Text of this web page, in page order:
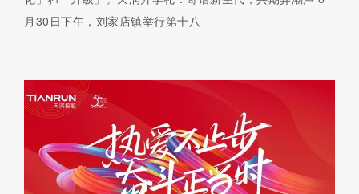
月30日下午，刘家店镇举行第十八